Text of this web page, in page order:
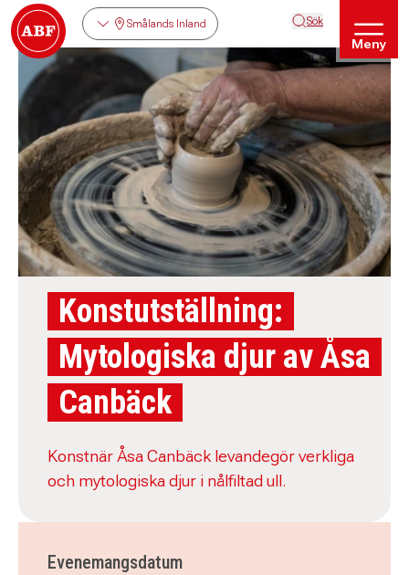
Smålands Inland Sök
Meny
Konstutställning:
Mytologiska djur av Åsa
Canbäck
Konstnär Åsa Canbäck levandegör verkliga
och mytologiska djur i nålfiltad ull.
Evenemangsdatum